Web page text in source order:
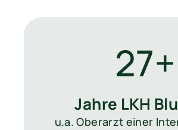
27+
Jahre LKH
u.a. Oberarzt einer